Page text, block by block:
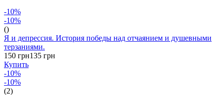
-10%
-10%
()
Я и депрессия. История победы над отчаянием и душевными
терзаниями.
150 грн135 грн
Купить
-10%
-10%
(2)